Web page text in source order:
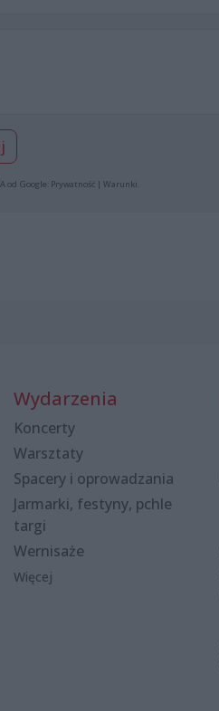
od Google: Prywatność| Warunki
Wydarzenia
Koncerty
Warsztaty
Spacery i oprowadzania
Jarmarki, festyny, pchle
targi
Wernisaże
Więcej